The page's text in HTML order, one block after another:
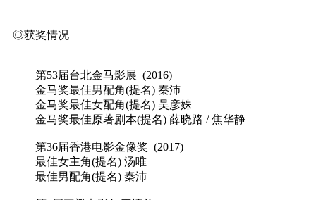
◎获奖情况
第53届台北金马影展 (2016)
金马奖最佳男配角(提名) 秦沛
金马奖最佳女配角(提名) 吴彦姝
金马奖最佳原著剧本(提名) 薛晓路 / 焦华静
第36届香港电影金像奖 (2017)
最佳女主角(提名) 汤唯
最佳男配角(提名) 秦沛